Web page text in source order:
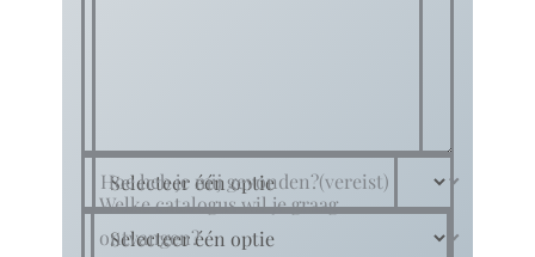
Hoe heb je mij gevonden?(vereist)
Welke catalogus wil je graag
ontvangen?